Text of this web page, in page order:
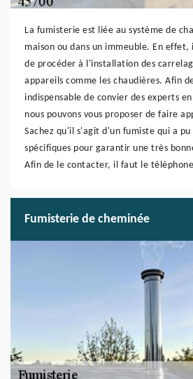
La fumisterie est liée au système de
maison ou dans un immeuble. En
de procéder à l'installation des
appareils comme les chaudières. Afin
indispensable de convier des experts
nous pouvons vous proposer de faire
Sachez qu'il s'agit d'un fumiste qui a
spécifiques pour garantir une très
Afin de le contacter, il faut le
Fumisterie de cheminée